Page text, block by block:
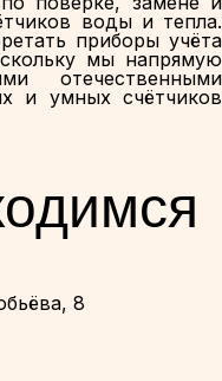
воды и тепла.
приборы учёта
мы напрямую
отечественными
и умных счётчиков
8